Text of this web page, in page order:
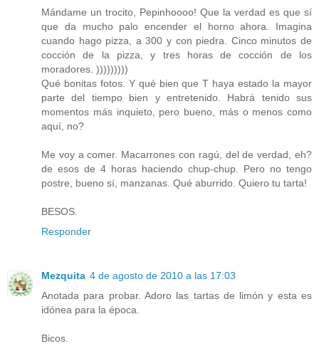
Mándame un trocito, Pepinhoooo! Que la verdad es que sí
que da mucho palo encender el horno ahora. Imagina
cuando hago pizza, a 300 y con piedra. Cinco minutos de
cocción de la pizza, y tres horas de cocción de los
moradores. )))))))))
Qué bonitas fotos. Y qué bien que T haya estado la mayor
parte del tiempo bien y entretenido. Habrá tenido sus
momentos más inquieto, pero bueno, más o menos como
aquí, no?
Me voy a comer. Macarrones con ragú, del de verdad, eh?
de esos de 4 horas haciendo chup-chup. Pero no tengo
postre, bueno sí, manzanas. Qué aburrido. Quiero tu tarta!
BESOS.
Responder
Mezquita 4 de agosto de 2010 a las 17:03
Anotada para probar. Adoro las tartas de limón y esta es
idónea para la época.
Bicos.